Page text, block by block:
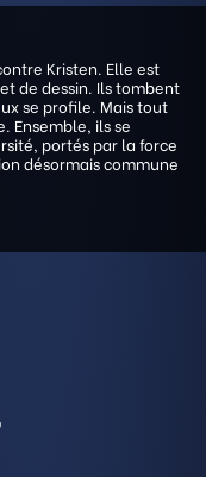
Kristen. Elle est
de dessin. Ils tombent
se profile. Mais tout
Ensemble, ils se
portés par la force
désormais commune